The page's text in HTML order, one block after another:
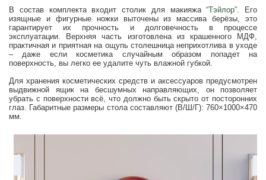
В состав комплекта входит столик для макияжа“Тэйлор”. Его
изящные и фигурные ножки выточены из массива берёзы, это
гарантирует их прочность и долговечность в процессе
эксплуатации. Верхняя часть изготовлена из крашенного МДФ,
практичная и приятная на ощупь столешница неприхотлива в уходе
– даже если косметика случайным образом попадет на
поверхность, вы легко ее удалите чуть влажной губкой.
Для хранения косметических средств и аксессуаров предусмотрен
выдвижной ящик на бесшумных направляющих, он позволяет
убрать с поверхности всё, что должно быть скрыто от посторонних
глаз. Габаритные размеры стола составляют (В/Ш/Г): 760×1000×470
мм.